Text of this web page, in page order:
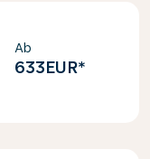
Ab
633EUR*